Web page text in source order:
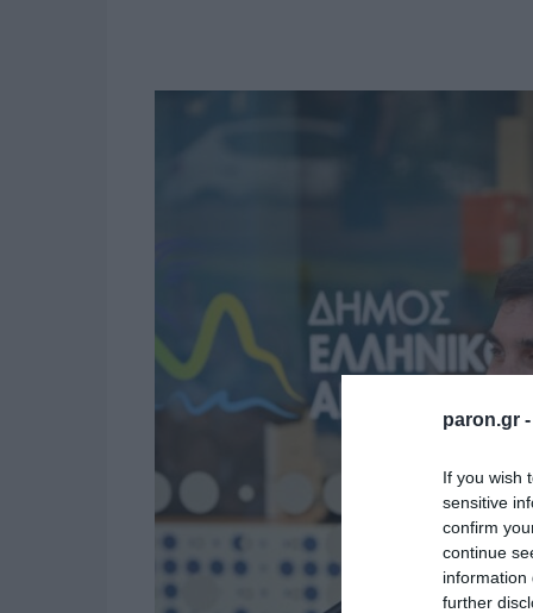
paron.gr -
If you wish
sensitive
confirm
continue
information
further